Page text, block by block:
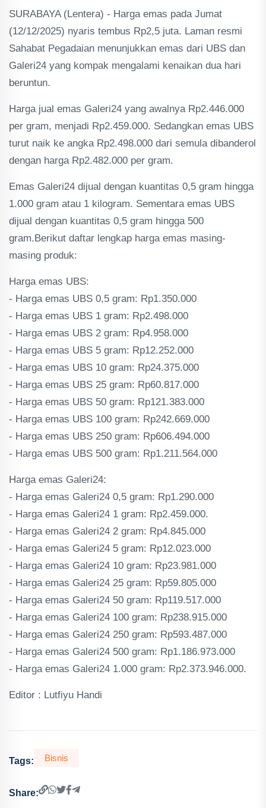
SURABAYA (Lentera) - Harga emas pada Jumat
(12/12/2025) nyaris tembus Rp2,5 juta. Laman resmi
Sahabat Pegadaian menunjukkan emas dari UBS dan
Galeri24 yang kompak mengalami kenaikan dua hari
beruntun.
‎Harga jual emas Galeri24 yang awalnya Rp2.446.000
per gram, menjadi Rp2.459.000. Sedangkan emas UBS
turut naik ke angka Rp2.498.000 dari semula dibanderol
dengan harga Rp2.482.000 per gram.
‎Emas Galeri24 dijual dengan kuantitas 0,5 gram hingga
1.000 gram atau 1 kilogram. Sementara emas UBS
dijual dengan kuantitas 0,5 gram hingga 500
gram.Berikut daftar lengkap harga emas masing-
masing produk:
‎Harga emas UBS:
‎- Harga emas UBS 0,5 gram: Rp1.350.000
‎- Harga emas UBS 1 gram: Rp2.498.000
‎- Harga emas UBS 2 gram: Rp4.958.000
‎- Harga emas UBS 5 gram: Rp12.252.000
‎- Harga emas UBS 10 gram: Rp24.375.000
‎- Harga emas UBS 25 gram: Rp60.817.000
‎- Harga emas UBS 50 gram: Rp121.383.000
‎- Harga emas UBS 100 gram: Rp242.669.000
‎- Harga emas UBS 250 gram: Rp606.494.000
‎- Harga emas UBS 500 gram: Rp1.211.564.000
‎‎Harga emas Galeri24:
‎- Harga emas Galeri24 0,5 gram: Rp1.290.000
‎- Harga emas Galeri24 1 gram: Rp2.459.000.
‎- Harga emas Galeri24 2 gram: Rp4.845.000
‎- Harga emas Galeri24 5 gram: Rp12.023.000
‎- Harga emas Galeri24 10 gram: Rp23.981.000
‎- Harga emas Galeri24 25 gram: Rp59.805.000
‎- Harga emas Galeri24 50 gram: Rp119.517.000
‎- Harga emas Galeri24 100 gram: Rp238.915.000
‎- Harga emas Galeri24 250 gram: Rp593.487.000
‎- Harga emas Galeri24 500 gram: Rp1.186.973.000
‎- Harga emas Galeri24 1.000 gram: Rp2.373.946.000.
‎Editor : Lutfiyu Handi
Tags: Bisnis
Share: